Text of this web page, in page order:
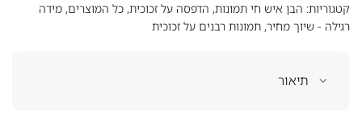
קטגוריות: הבן איש חי תמונות, הדפסה על זכוכית, כל המוצרים, מידה
רגילה - שיוך מחיר, תמונות רבנים על זכוכית
תיאור